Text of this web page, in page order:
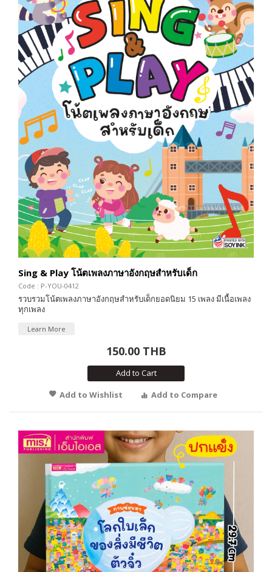
Sing & Play โน้ตเพลงภาษาอังกฤษสำหรับเด็ก
Code : P-YOU-0412
รวบรวมโน้ตเพลงภาษาอังกฤษสำหรับเด็กยอดนิยม 15 เพลง มีเนื้อเพลง
ทุกเพลง
Learn More
150.00 THB
Add to Cart
Add to Wishlist
Add to Compare